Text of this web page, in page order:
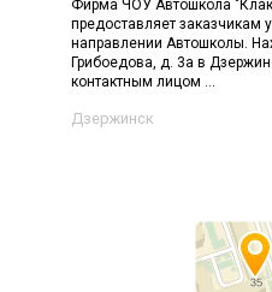
Фирма ЧОУ Автошкола
предоставляет заказчикам
направлении Автошколы.
Грибоедова, д. 3а в
контактным лицом ...
Дзержинск